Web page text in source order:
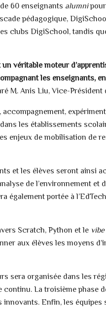
60 enseignants alumni
pédagogique,
clubs DigiSchool, tandis
véritable moteur
les enseignants,
M. Anis Liu, Vice-
les établissements
enjeux de mobilisation de
et les élèves seront ainsi
de l’environnement
également portée à
Scratch, Python et le
aux élèves les moyens
sera organisée dans les
La troisième phase
Enfin, les